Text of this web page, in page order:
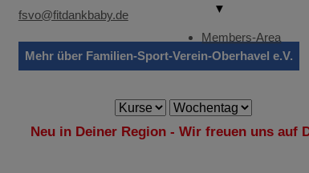
▼
Members-Area
fsvo@fitdankbaby.de
Mehr über Familien-Sport-Verein-Oberhavel e.V.
Neu in Deiner Region - Wir freuen uns auf